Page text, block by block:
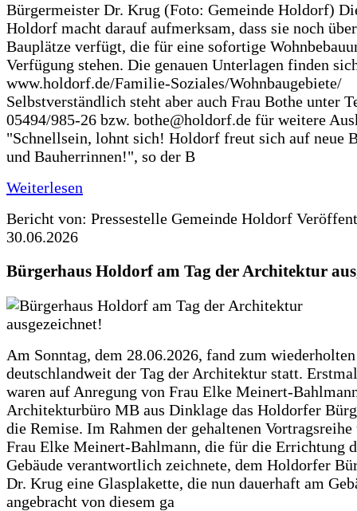
Bürgermeister Dr. Krug (Foto: Gemeinde Holdorf)
Holdorf macht darauf aufmerksam, dass sie noch
Bauplätze verfügt, die für eine sofortige
Verfügung stehen. Die genauen Unterlagen finden
www.holdorf.de/Familie-Soziales/Wohnbaugebiete/
Selbstverständlich steht aber auch Frau Bothe unter
05494/985-26 bzw. bothe@holdorf.de für weitere
"Schnellsein, lohnt sich! Holdorf freut sich auf neue
und Bauherrinnen!", so der B
Weiterlesen
Bericht von: Pressestelle Gemeinde Holdorf
30.06.2026
Bürgerhaus Holdorf am Tag der Architektur
Am Sonntag, dem 28.06.2026, fand zum
deutschlandweit der Tag der Architektur statt.
waren auf Anregung von Frau Elke Meinert-
Architekturbüro MB aus Dinklage das Holdorfer
die Remise. Im Rahmen der gehaltenen
Frau Elke Meinert-Bahlmann, die für die Errichtung
Gebäude verantwortlich zeichnete, dem Holdorfer
Dr. Krug eine Glasplakette, die nun dauerhaft am
angebracht von diesem ga